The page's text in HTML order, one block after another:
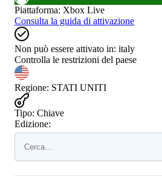
Piattaforma: Xbox Live
Consulta la guida di attivazione
Non può essere attivato in: italy
Controlla le restrizioni del paese
Regione: STATI UNITI
Tipo: Chiave
Edizione: